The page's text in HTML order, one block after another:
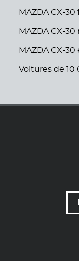
MAZDA CX-30
MAZDA CX-30
MAZDA CX-
Voitures de